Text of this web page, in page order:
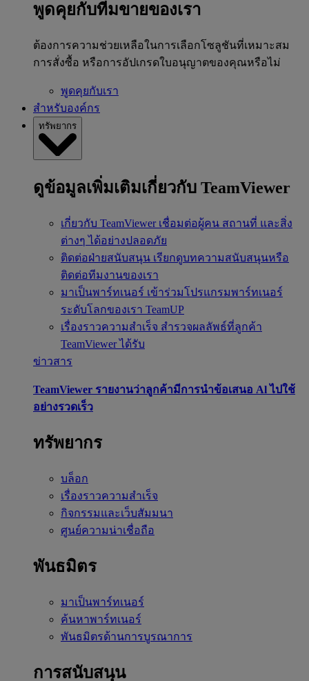
พูดคุยกับทีมขายของเรา
ต้องการความช่วยเหลือในการเลือกโซลูชันที่เหมาะสม
การสั่งซื้อ หรือการอัปเกรดใบอนุญาตของคุณหรือไม่
พูดคุยกับเรา
สำหรับองค์กร
ทรัพยากร
ดูข้อมูลเพิ่มเติมเกี่ยวกับ TeamViewer
เกี่ยวกับ TeamViewer เชื่อมต่อผู้คน สถานที่ และสิ่ง
ต่างๆ ได้อย่างปลอดภัย
ติดต่อฝ่ายสนับสนุน เรียกดูบทความสนับสนุนหรือ
ติดต่อทีมงานของเรา
มาเป็นพาร์ทเนอร์ เข้าร่วมโปรแกรมพาร์ทเนอร์
ระดับโลกของเรา TeamUP
เรื่องราวความสำเร็จ สำรวจผลลัพธ์ที่ลูกค้า
TeamViewer ได้รับ
ข่าวสาร
TeamViewer รายงานว่าลูกค้ามีการนำข้อเสนอ Al ไปใช้
อย่างรวดเร็ว
ทรัพยากร
บล็อก
เรื่องราวความสำเร็จ
กิจกรรมและเว็บสัมมนา
ศูนย์ความน่าเชื่อถือ
พันธมิตร
มาเป็นพาร์ทเนอร์
ค้นหาพาร์ทเนอร์
พันธมิตรด้านการบูรณาการ
การสนับสนุน